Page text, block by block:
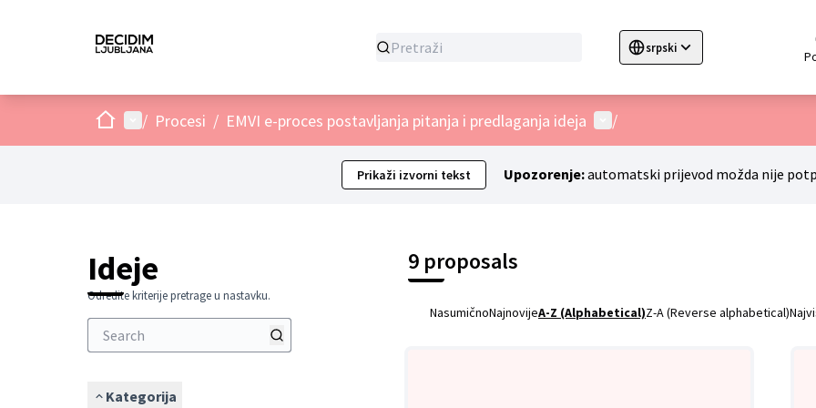
srpski
Sprache wählen Choose language
DomGlavni izbornik
/ Procesi / EMVI e-proces postavljanja pitanja i predlaganja ideja Korisnički izbornik
/
Prikaži izvorni tekst Upozorenje:automatski prijevod možda nije
Ideje
Odredite kriterije pretrage u nastavku.
Kategorija
9 proposals
NasumičnoNajnovijeA-Z (Alphabetical)Z-A (Reverse alphabetical)